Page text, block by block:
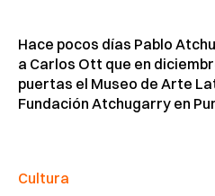
Hace pocos días Pablo
a Carlos Ott que en
puertas el Museo de Arte
Fundación Atchugarry en
Cultura